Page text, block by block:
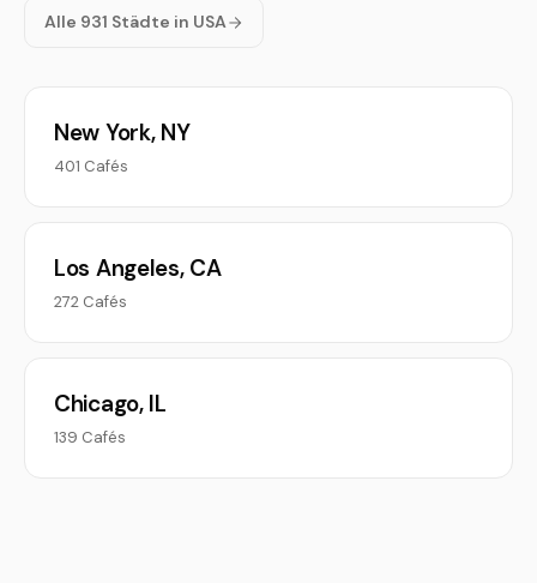
Alle 931 Städte in USA
New York, NY
401 Cafés
Los Angeles, CA
272 Cafés
Chicago, IL
139 Cafés